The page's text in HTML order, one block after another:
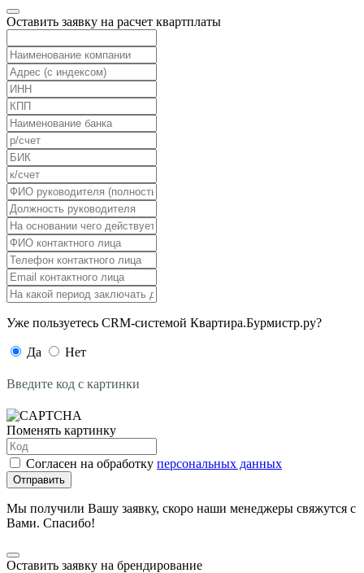
Оставить заявку на расчет квартплаты
Уже пользуетесь CRM-системой Квартира.Бурмистр.ру?
Да Нет
Введите код с картинки
Поменять картинку
Согласен на обработку персональных данных
Отправить
Мы получили Вашу заявку, скоро наши менеджеры свяжутся с
Вами. Спасибо!
Оставить заявку на брендирование